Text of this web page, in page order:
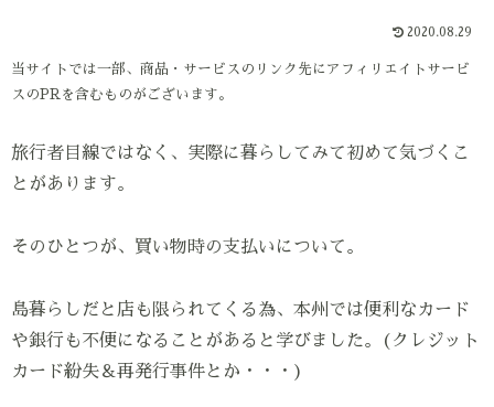
2020.08.29
当サイトでは一部、商品・サービスのリンク先にアフィリエイトサービ
スのPRを含むものがございます。
旅行者目線ではなく、実際に暮らしてみて初めて気づくこ
とがあります。
そのひとつが、買い物時の支払いについて。
島暮らしだと店も限られてくる為、本州では便利なカード
や銀行も不便になることがあると学びました。(クレジット
カード紛失＆再発行事件とか・・・)